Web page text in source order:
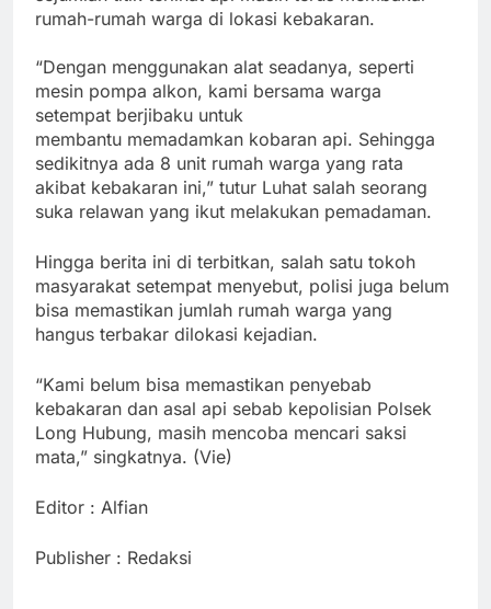
rumah-rumah warga di lokasi kebakaran.
“Dengan menggunakan alat seadanya, seperti
mesin pompa alkon, kami bersama warga
setempat berjibaku untuk
membantu memadamkan kobaran api. Sehingga
sedikitnya ada 8 unit rumah warga yang rata
akibat kebakaran ini,” tutur Luhat salah seorang
suka relawan yang ikut melakukan pemadaman.
Hingga berita ini di terbitkan, salah satu tokoh
masyarakat setempat menyebut, polisi juga belum
bisa memastikan jumlah rumah warga yang
hangus terbakar dilokasi kejadian.
“Kami belum bisa memastikan penyebab
kebakaran dan asal api sebab kepolisian Polsek
Long Hubung, masih mencoba mencari saksi
mata,” singkatnya. (Vie)
Editor : Alfian
Publisher : Redaksi